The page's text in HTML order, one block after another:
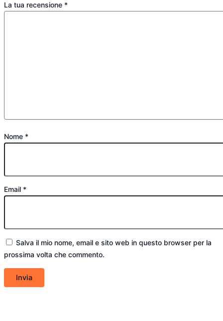
La tua recensione *
Nome *
Email *
Salva il mio nome, email e sito web in questo browser per la
prossima volta che commento.